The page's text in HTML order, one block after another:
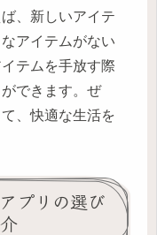
、新しいアイテ
アイテムがない
テムを手放す際
できます。ぜ
、快適な生活を
プリの選び